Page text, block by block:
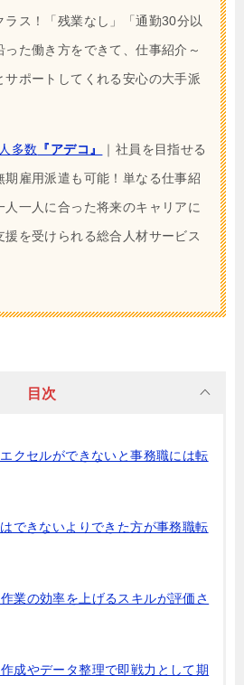
ラス！「残業なし」「通勤30分以
った働き方をできて、仕事紹介～
サポートしてくれる安心の大手派
多数 『アデコ』
｜社員を目指せる
期雇用派遣も可能！単なる仕事紹
人一人に合った将来のキャリアに
援を受けられる総合人材サービス
目次
エクセルができないと事務職には転
できないよりできた方が事務職転
作業の効率を上げるスキルが評価さ
作成やデータ整理で即戦力として期